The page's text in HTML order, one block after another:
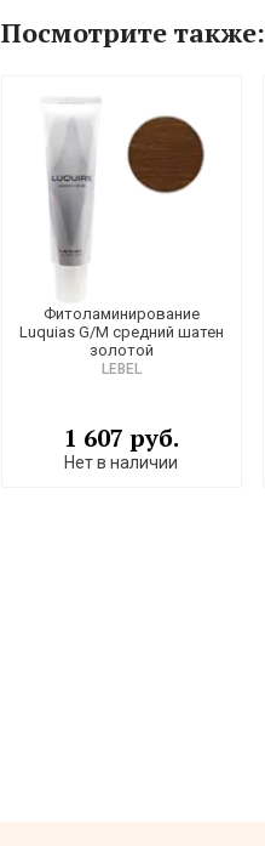
Посмотрите также:
Фитоламинирование
Luquias G/M средний шатен
золотой
LEBEL
1 607 руб.
Нет в наличии